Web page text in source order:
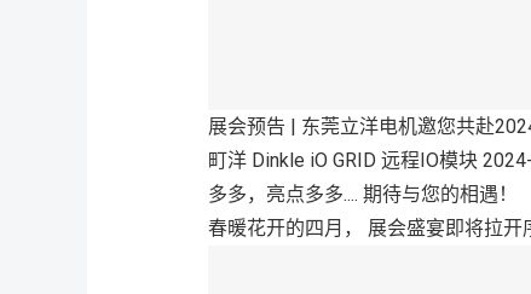
展会预告 | 东莞立洋电机邀您共赴
町洋 Dinkle iO GRID 远程IO模块
多多，亮点多多.... 期待与您的相遇！
春暖花开的四月， 展会盛宴即将拉开